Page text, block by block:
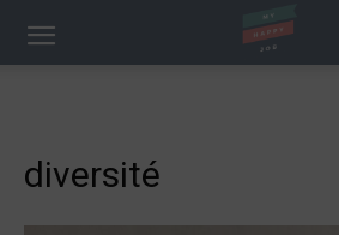
diversité